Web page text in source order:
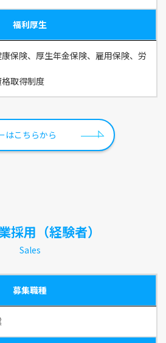
福利厚生
保険、厚生年金保険、雇用保険、労
取得制度
はこちらから
採用（経験者）
Sales
募集職種